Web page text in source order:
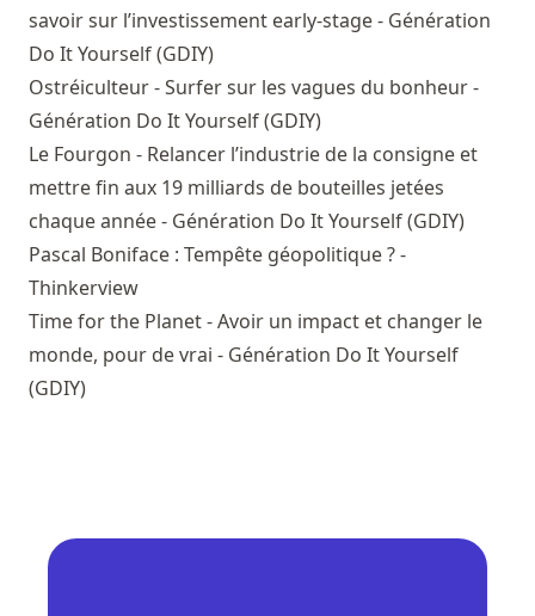
savoir sur l’investissement early-stage - Génération
Do It Yourself (GDIY)
Ostréiculteur - Surfer sur les vagues du bonheur -
Génération Do It Yourself (GDIY)
Le Fourgon - Relancer l’industrie de la consigne et
mettre fin aux 19 milliards de bouteilles jetées
chaque année - Génération Do It Yourself (GDIY)
Pascal Boniface : Tempête géopolitique ? -
Thinkerview
Time for the Planet - Avoir un impact et changer le
monde, pour de vrai - Génération Do It Yourself
(GDIY)